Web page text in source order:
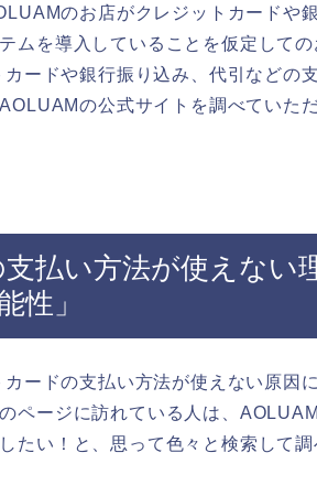
のお店がクレジットカードや
ムを導入していることを仮定しての
ードや銀行振り込み、代引などの
の公式サイトを調べていた
払い方法が使えない
性」
ードの支払い方法が使えない原因
ページに訪れている人は、
たい！と、思って色々と検索して調